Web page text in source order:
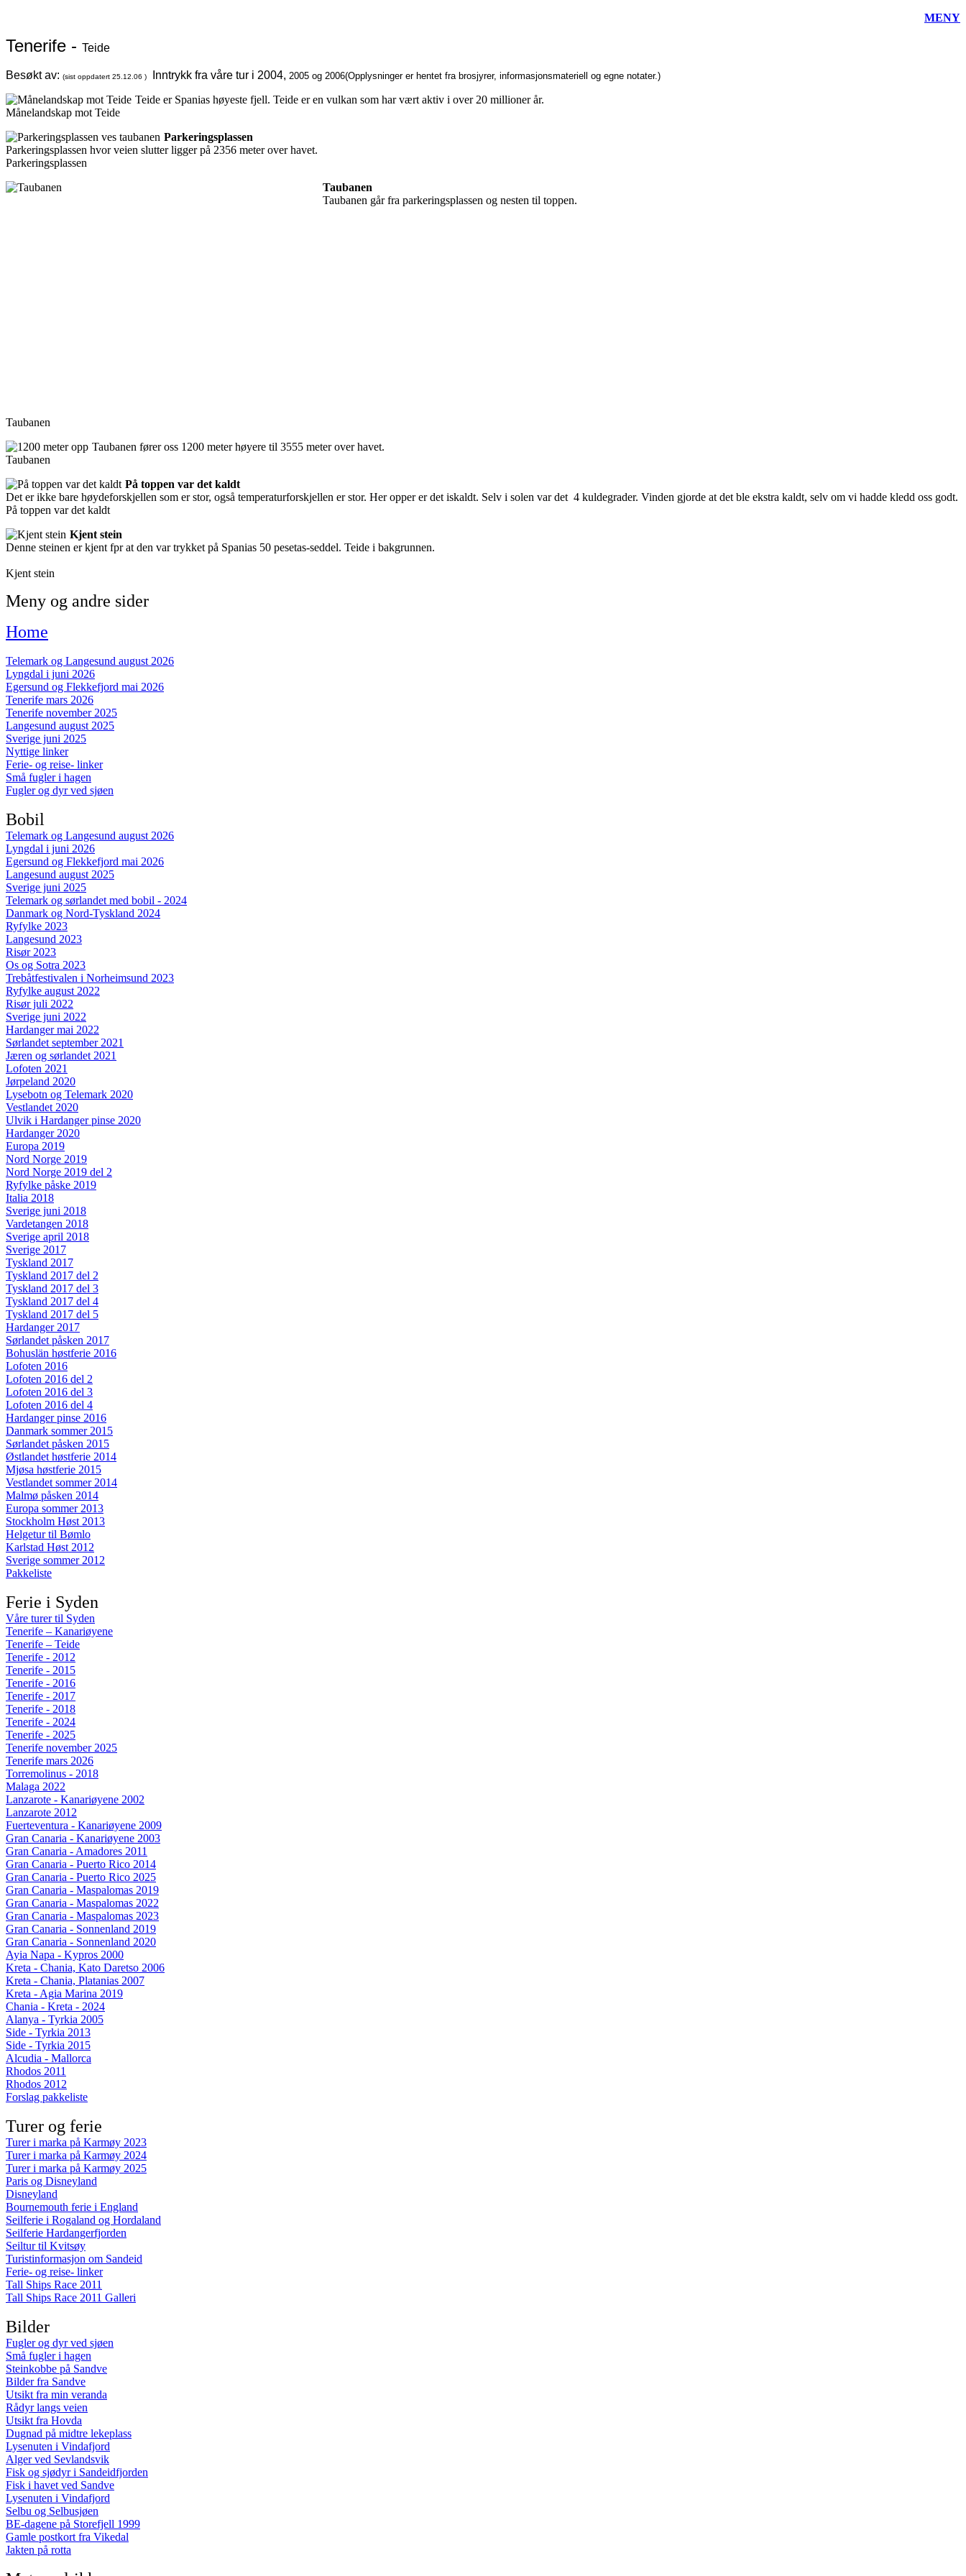
MENY
Tenerife - Teide
Besøkt av: (sist oppdatert 25.12.06 ) Inntrykk fra våre tur i 2004, 2005 og 2006(Opplysninger er hentet fra brosjyrer, informasjonsmateriell og egne notater.)
Teide er Spanias høyeste fjell. Teide er en vulkan som har vært aktiv i over 20 millioner år.
Månelandskap mot Teide
Parkeringsplassen
Parkeringsplassen hvor veien slutter ligger på 2356 meter over havet.
Parkeringsplassen
Taubanen
Taubanen går fra parkeringsplassen og nesten til toppen.
Taubanen
Taubanen fører oss 1200 meter høyere til 3555 meter over havet.
Taubanen
På toppen var det kaldt
Det er ikke bare høydeforskjellen som er stor, også temperaturforskjellen er stor. Her opper er det iskaldt. Selv i solen var det 4 kuldegrader. Vinden gjorde at det ble ekstra kaldt, selv om vi hadde kledd oss godt.
På toppen var det kaldt
Kjent stein
Denne steinen er kjent fpr at den var trykket på Spanias 50 pesetas-seddel. Teide i bakgrunnen.
Kjent stein
Meny og andre sider
Home
Telemark og Langesund august 2026
Lyngdal i juni 2026
Egersund og Flekkefjord mai 2026
Tenerife mars 2026
Tenerife november 2025
Langesund august 2025
Sverige juni 2025
Nyttige linker
Ferie- og reise- linker
Små fugler i hagen
Fugler og dyr ved sjøen
Bobil
Telemark og Langesund august 2026
Lyngdal i juni 2026
Egersund og Flekkefjord mai 2026
Langesund august 2025
Sverige juni 2025
Telemark og sørlandet med bobil - 2024
Danmark og Nord-Tyskland 2024
Ryfylke 2023
Langesund 2023
Risør 2023
Os og Sotra 2023
Trebåtfestivalen i Norheimsund 2023
Ryfylke august 2022
Risør juli 2022
Sverige juni 2022
Hardanger mai 2022
Sørlandet september 2021
Jæren og sørlandet 2021
Lofoten 2021
Jørpeland 2020
Lysebotn og Telemark 2020
Vestlandet 2020
Ulvik i Hardanger pinse 2020
Hardanger 2020
Europa 2019
Nord Norge 2019
Nord Norge 2019 del 2
Ryfylke påske 2019
Italia 2018
Sverige juni 2018
Vardetangen 2018
Sverige april 2018
Sverige 2017
Tyskland 2017
Tyskland 2017 del 2
Tyskland 2017 del 3
Tyskland 2017 del 4
Tyskland 2017 del 5
Hardanger 2017
Sørlandet påsken 2017
Bohuslän høstferie 2016
Lofoten 2016
Lofoten 2016 del 2
Lofoten 2016 del 3
Lofoten 2016 del 4
Hardanger pinse 2016
Danmark sommer 2015
Sørlandet påsken 2015
Østlandet høstferie 2014
Mjøsa høstferie 2015
Vestlandet sommer 2014
Malmø påsken 2014
Europa sommer 2013
Stockholm Høst 2013
Helgetur til Bømlo
Karlstad Høst 2012
Sverige sommer 2012
Pakkeliste
Ferie i Syden
Våre turer til Syden
Tenerife – Kanariøyene
Tenerife – Teide
Tenerife - 2012
Tenerife - 2015
Tenerife - 2016
Tenerife - 2017
Tenerife - 2018
Tenerife - 2024
Tenerife - 2025
Tenerife november 2025
Tenerife mars 2026
Torremolinus - 2018
Malaga 2022
Lanzarote - Kanariøyene 2002
Lanzarote 2012
Fuerteventura - Kanariøyene 2009
Gran Canaria - Kanariøyene 2003
Gran Canaria - Amadores 2011
Gran Canaria - Puerto Rico 2014
Gran Canaria - Puerto Rico 2025
Gran Canaria - Maspalomas 2019
Gran Canaria - Maspalomas 2022
Gran Canaria - Maspalomas 2023
Gran Canaria - Sonnenland 2019
Gran Canaria - Sonnenland 2020
Ayia Napa - Kypros 2000
Kreta - Chania, Kato Daretso 2006
Kreta - Chania, Platanias 2007
Kreta - Agia Marina 2019
Chania - Kreta - 2024
Alanya - Tyrkia 2005
Side - Tyrkia 2013
Side - Tyrkia 2015
Alcudia - Mallorca
Rhodos 2011
Rhodos 2012
Forslag pakkeliste
Turer og ferie
Turer i marka på Karmøy 2023
Turer i marka på Karmøy 2024
Turer i marka på Karmøy 2025
Paris og Disneyland
Disneyland
Bournemouth ferie i England
Seilferie i Rogaland og Hordaland
Seilferie Hardangerfjorden
Seiltur til Kvitsøy
Turistinformasjon om Sandeid
Ferie- og reise- linker
Tall Ships Race 2011
Tall Ships Race 2011 Galleri
Bilder
Fugler og dyr ved sjøen
Små fugler i hagen
Steinkobbe på Sandve
Bilder fra Sandve
Utsikt fra min veranda
Rådyr langs veien
Utsikt fra Hovda
Dugnad på midtre lekeplass
Lysenuten i Vindafjord
Alger ved Sevlandsvik
Fisk og sjødyr i Sandeidfjorden
Fisk i havet ved Sandve
Lysenuten i Vindafjord
Selbu og Selbusjøen
BE-dagene på Storefjell 1999
Gamle postkort fra Vikedal
Jakten på rotta